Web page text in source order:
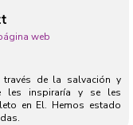
web
través de la salvación y
les inspiraría y se les
en El. Hemos estado